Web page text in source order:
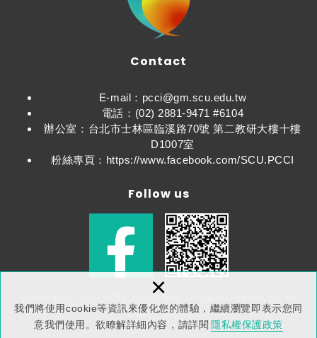
我們將使用cookie等資訊來優化您的體驗，繼續瀏覽即表示您同
意我們使用。欲瞭解詳細內容，請詳閱 隱私權保護政策
×
Contact
E-mail：pcci@gm.scu.edu.tw
電話：(02) 2881-9471 #6104
辦公室：台北市士林區臨溪路70號 第二教研大樓十樓
D1007室
粉絲專頁：https://www.facebook.com/SCU.PCCI
Follow us
頁設計：新視野